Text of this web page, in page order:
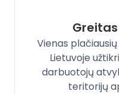
Vienas
Lietuvoje
darbuotojų
teritorijų